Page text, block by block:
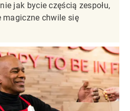
jak bycie częścią zespołu,
magiczne chwile się